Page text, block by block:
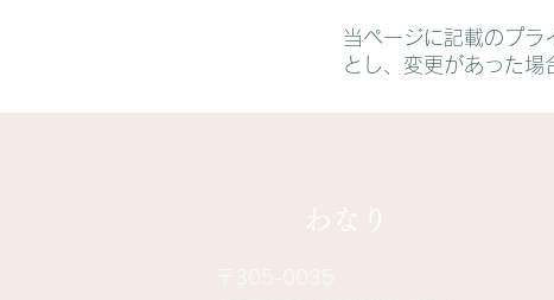
当ページに記載のプラ
とし、変更があった場
​わなり
〒305-0035